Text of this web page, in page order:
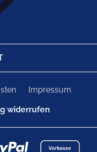
Impressum
widerrufen